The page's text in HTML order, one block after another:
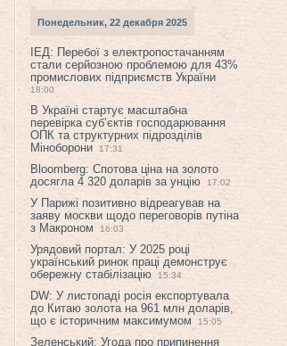
Понедельник, 22 декабря 2025
ІЕД: Перебої з електропостачанням
стали серйозною проблемою для 43%
промислових підприємств України
18:00
В Україні стартує масштабна
перевірка суб’єктів господарювання
ОПК та структурних підрозділів
Міноборони
17:31
Bloomberg: Спотова ціна на золото
досягла 4 320 доларів за унцію
17:02
У Парижі позитивно відреагував на
заяву москви щодо переговорів путіна
з Макроном
16:03
Урядовий портал: У 2025 році
український ринок праці демонструє
обережну стабілізацію
15:34
DW: У листопаді росія експортувала
до Китаю золота на 961 млн доларів,
що є історичним максимумом
15:05
Зеленський: Угода про припинення